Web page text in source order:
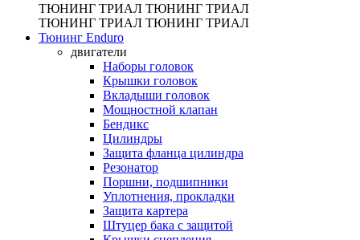
ТЮНИНГ ТРИАЛ ТЮНИНГ ТРИАЛ
ТЮНИНГ ТРИАЛ ТЮНИНГ ТРИАЛ
Тюнинг Enduro
двигатели
Наборы головок
Крышки головок
Вкладыши головок
Мощностной клапан
Бендикс
Цилиндры
Защита фланца цилиндра
Резонатор
Поршни, подшипники
Уплотнения, прокладки
Защита картера
Штуцер бака с защитой